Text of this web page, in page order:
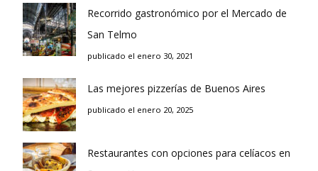
Recorrido gastronómico por el Mercado de
San Telmo
publicado el enero 30, 2021
Las mejores pizzerías de Buenos Aires
publicado el enero 20, 2025
Restaurantes con opciones para celíacos en